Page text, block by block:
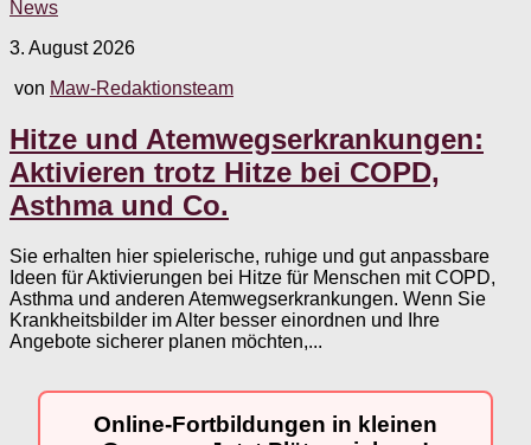
News
3. August 2026
von Maw-Redaktionsteam
Hitze und Atemwegserkrankungen:
Aktivieren trotz Hitze bei COPD,
Asthma und Co.
Sie erhalten hier spielerische, ruhige und gut anpassbare
Ideen für Aktivierungen bei Hitze für Menschen mit COPD,
Asthma und anderen Atemwegserkrankungen. Wenn Sie
Krankheitsbilder im Alter besser einordnen und Ihre
Angebote sicherer planen möchten,...
Online-Fortbildungen in kleinen